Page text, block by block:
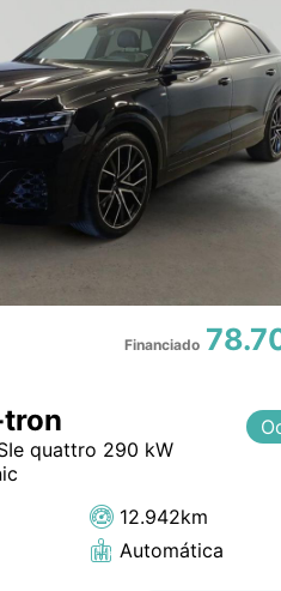
quattro 290 kW
12.942km
Automática